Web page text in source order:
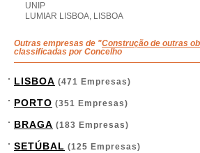
UNIP
LUMIAR LISBOA, LISBOA
Outras empresas de "Construção de outras
classificadas por Concelho
LISBOA (471 Empresas)
PORTO (351 Empresas)
BRAGA (183 Empresas)
SETÚBAL (125 Empresas)